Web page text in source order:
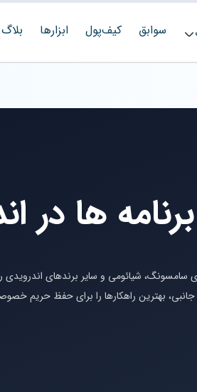
سوابق کیف‌پول ابزارها بلاگ
ها در
شیائومی و سایر برندهای اندرویدی
جانبی، بهترین راهکارها را برای حفظ حریم